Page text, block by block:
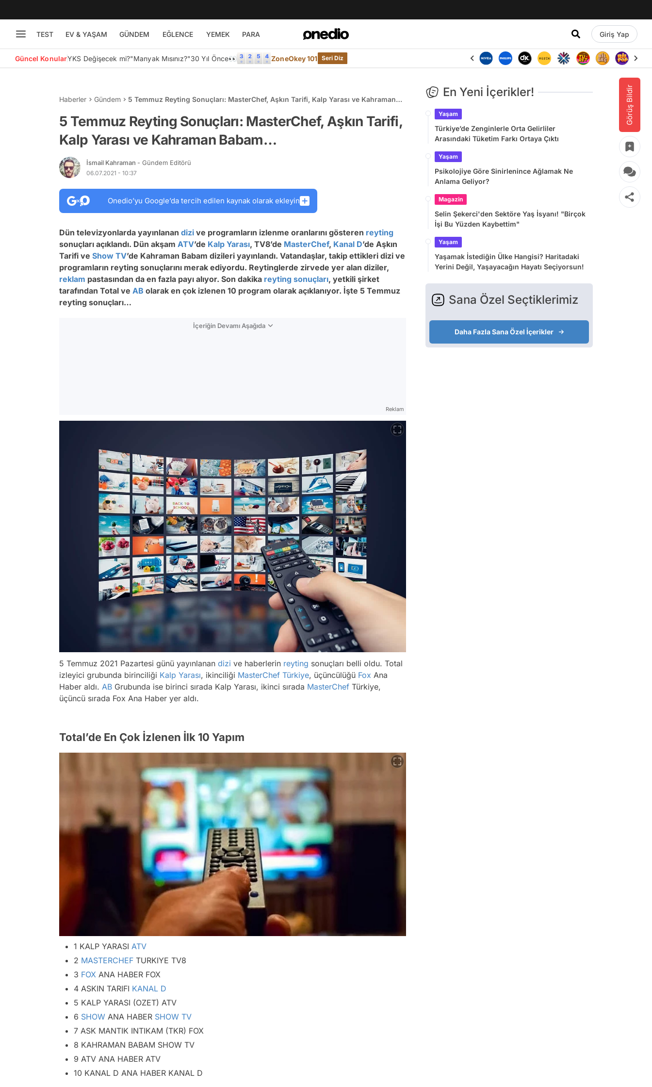
TEST EV & YAŞAM GÜNDEM EĞLENCE YEMEK PARA Giriş Yap
Güncel KonularYKS Değişecek mi?"Manyak Mısınız?"30 Yıl Önce👀 ZoneOkey 101 Seri Diz
Görüş Bildir
Haberler Gündem
5 Temmuz Reyting Sonuçları: MasterChef, Aşkın Tarifi, Kalp Yarası ve Kahraman
5 Temmuz Reyting Sonuçları: MasterChef, Aşkın Tarifi,
Kalp Yarası ve Kahraman Babam…
İsmail Kahraman - Gündem Editörü
06.07.2021 - 10:37
Onedio’yu Google’da tercih edilen kaynak olarak ekleyin
Dün televizyonlarda yayınlanan dizi ve programların izlenme oranlarını gösteren reyting
sonuçları açıklandı. Dün akşam ATV’de Kalp Yarası, TV8’de MasterChef, Kanal D’de Aşkın
Tarifi ve Show TV’de Kahraman Babam dizileri yayınlandı. Vatandaşlar, takip ettikleri dizi ve
programların reyting sonuçlarını merak ediyordu. Reytinglerde zirvede yer alan diziler,
reklam pastasından da en fazla payı alıyor. Son dakika reyting sonuçları, yetkili şirket
tarafından Total ve AB olarak en çok izlenen 10 program olarak açıklanıyor. İşte 5 Temmuz
reyting sonuçları…
İçeriğin Devamı Aşağıda
Reklam
5 Temmuz 2021 Pazartesi günü yayınlanan dizi ve haberlerin reyting sonuçları belli oldu. Total
izleyici grubunda birinciliği Kalp Yarası, ikinciliği MasterChef Türkiye, üçüncülüğü Fox Ana
Haber aldı. AB Grubunda ise birinci sırada Kalp Yarası, ikinci sırada MasterChef Türkiye,
üçüncü sırada Fox Ana Haber yer aldı.
Total’de En Çok İzlenen İlk 10 Yapım
1 KALP YARASI ATV
2 MASTERCHEF TURKIYE TV8
3 FOX ANA HABER FOX
4 ASKIN TARIFI KANAL D
5 KALP YARASI (OZET) ATV
6 SHOW ANA HABER SHOW TV
7 ASK MANTIK INTIKAM (TKR) FOX
8 KAHRAMAN BABAM SHOW TV
9 ATV ANA HABER ATV
10 KANAL D ANA HABER KANAL D
En Yeni İçerikler!
Yaşam
Türkiye’de Zenginlerle Orta Gelirliler
Arasındaki Tüketim Farkı Ortaya Çıktı
Yaşam
Psikolojiye Göre Sinirlenince Ağlamak Ne
Anlama Geliyor?
Magazin
Selin Şekerci'den Sektöre Yaş İsyanı! "Birçok
İşi Bu Yüzden Kaybettim"
Yaşam
Yaşamak İstediğin Ülke Hangisi? Haritadaki
Yerini Değil, Yaşayacağın Hayatı Seçiyorsun!
Sana Özel Seçtiklerimiz
Daha Fazla Sana Özel İçerikler